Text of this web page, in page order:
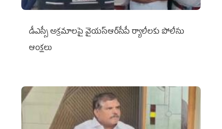
డీఎస్సీ అక్రమాలపై వైయ‌స్ఆర్‌సీపీ ర్యాలీలకు పోలీసు
ఆంక్షలు